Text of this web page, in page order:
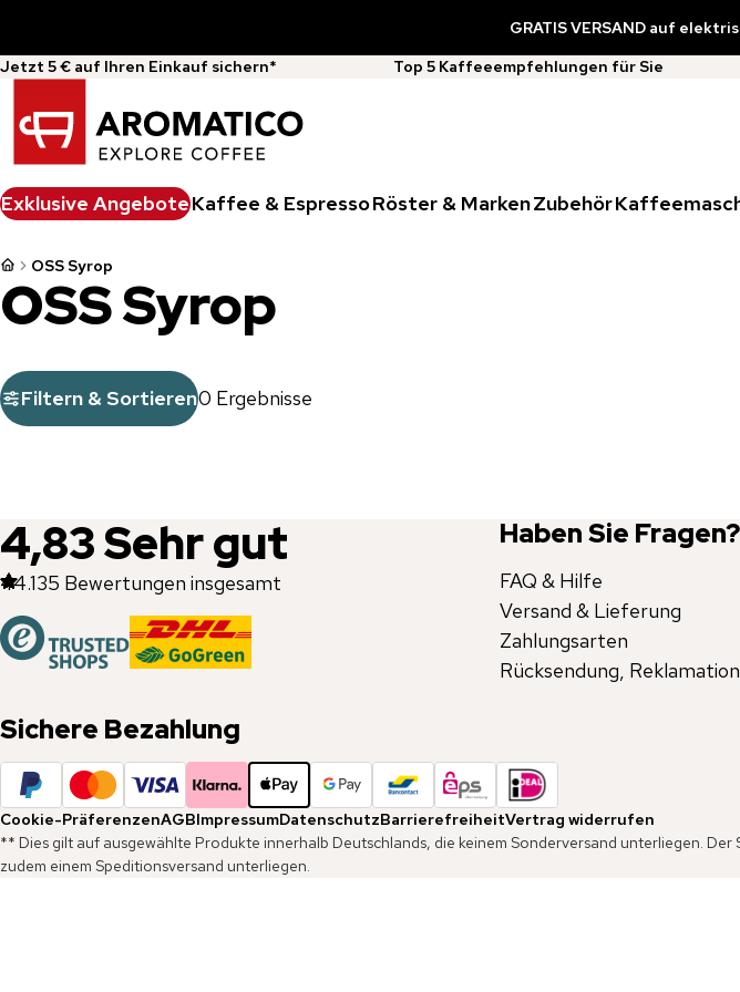
GRATIS VERSAND auf
Jetzt 5 € auf Ihren Einkauf sichern*
Top 5 Kaffeeempfehlungen für Sie
Exklusive AngeboteKaffee & EspressoRöster & MarkenZubehör
OSS Syrop
OSS Syrop
Filtern & Sortieren0 Ergebnisse
4,83Sehr gut
44.135 Bewertungen insgesamt
Haben Sie Fragen?
FAQ & Hilfe
Versand & Lieferung
Zahlungsarten
Rücksendung,
Sichere Bezahlung
Cookie-PräferenzenAGBImpressumDatenschutzBarrierefreiheitVertrag widerrufen
** Dies gilt auf ausgewählte Produkte innerhalb Deutschlands, die keinem Sonderversand unterliegen.
zudem einem Speditionsversand unterliegen.